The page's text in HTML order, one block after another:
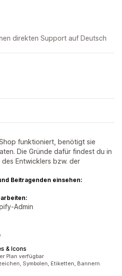
direkten Support auf Deutsch
funktioniert, benötigt sie
Die Gründe dafür findest du in
des Entwicklers bzw. der
Beitragenden einsehen:
Admin
& Icons
Plan verfügbar
Symbolen, Etiketten, Bannern.